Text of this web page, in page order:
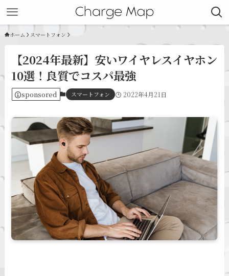
ホーム スマートフォン
【2024年最新】安いワイヤレスイヤホン
10選！良質でコスパ最強
sponsored スマートフォン 2022年4月21日